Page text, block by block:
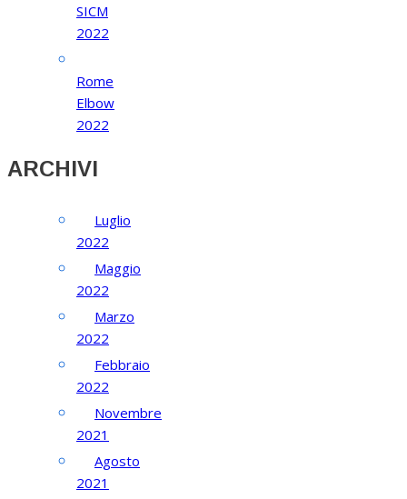
SICM
2022
Rome
Elbow
2022
ARCHIVI
Luglio
2022
Maggio
2022
Marzo
2022
Febbraio
2022
Novembre
2021
Agosto
2021